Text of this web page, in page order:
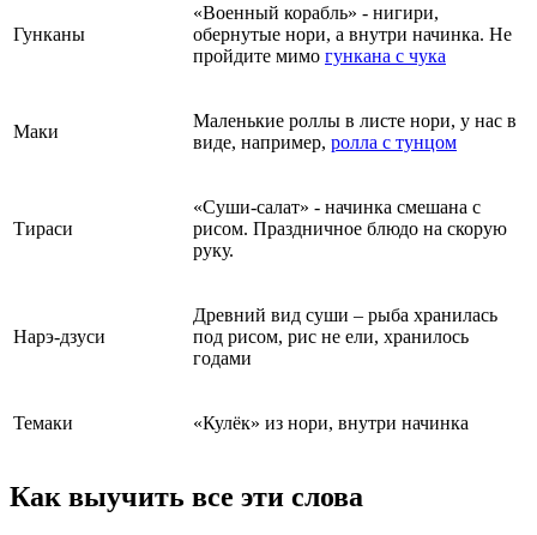
Гунканы
«Военный корабль» - нигири,
обернутые нори, а внутри начинка. Не
пройдите мимо гункана с чука
Маки
Маленькие роллы в листе нори, у нас в
виде, например, ролла с тунцом
Тираси
«Суши-салат» - начинка смешана с
рисом. Праздничное блюдо на скорую
руку.
Нарэ-дзуси
Древний вид суши – рыба хранилась
под рисом, рис не ели, хранилось
годами
Темаки «Кулёк» из нори, внутри начинка
Как выучить все эти слова